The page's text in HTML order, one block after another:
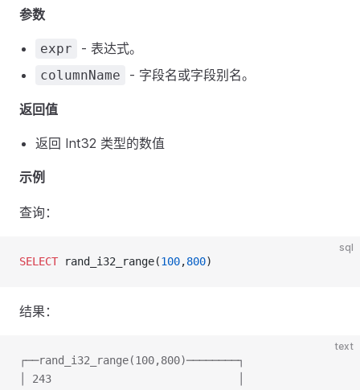
参数
expr - 表达式。
columnName - 字段名或字段别名。
返回值
返回 Int32 类型的数值
示例
查询：
sql
SELECT rand_i32_range(100,800)
结果：
text
┌──rand_i32_range(100,800)────────┐
│ 243                             │